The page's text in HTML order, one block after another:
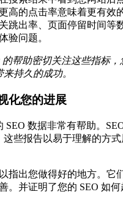
高的点击率意味着更有效
跳出率、页面停留时间等
验问题。
的帮助密切关注这些指标
持久的成功。
化您的进展
SEO 数据非常有帮助。
些报告以易于理解的方
指出您做得好的地方。它
。并证明了您的 SEO 如何